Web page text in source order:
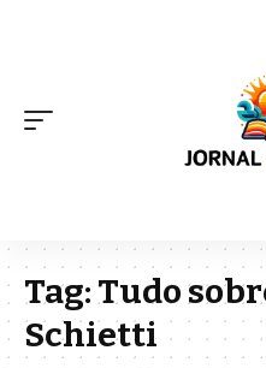
Tag:Tudo
Schietti